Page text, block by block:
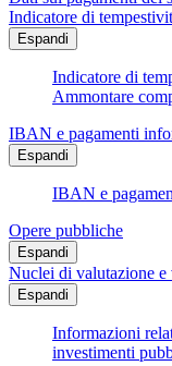
Indicatore di
Espandi
Indicatore di
Ammontare
IBAN e pagamenti
Espandi
IBAN e
Opere pubbliche
Espandi
Nuclei di valutazione
Espandi
Informazioni
investimenti